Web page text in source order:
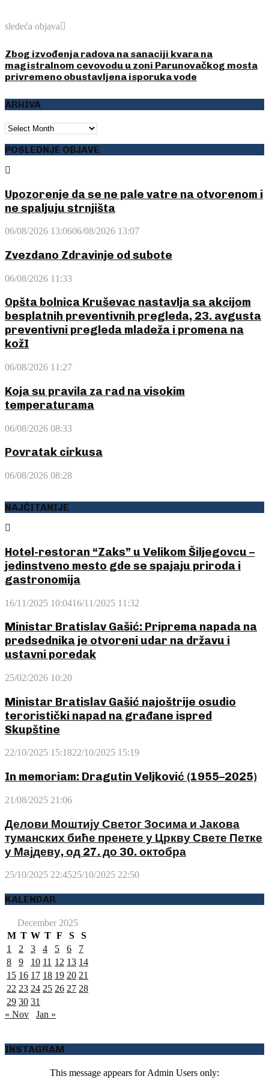
sledeća objava
Zbog izvođenja radova na sanaciji kvara na
magistralnom cevovodu u zoni Parunovačkog mosta
privremeno obustavljena isporuka vode
ARHIVA
ARHIVA
POSLEDNJE OBJAVE
Upozorenje da se ne pale vatre na otvorenom i
ne spaljuju strnjišta
06/08/2026 13:0606/08/2026 13:07
Zvezdano Zdravinje od subote
06/08/2026 11:33
Opšta bolnica Kruševac nastavlja sa akcijom
besplatnih preventivnih pregleda, 23. avgusta
preventivni pregleda mladeža i promena na
kožI
06/08/2026 11:27
Koja su pravila za rad na visokim
temperaturama
06/08/2026 08:33
Povratak cirkusa
06/08/2026 08:28
NAJČITANIJE
Hotel-restoran “Zaks” u Velikom Šiljegovcu –
jedinstveno mesto gde se spajaju priroda i
gastronomija
16/11/2025 10:0416/11/2025 11:32
Ministar Bratislav Gašić: Priprema napada na
predsednika je otvoreni udar na državu i
ustavni poredak
25/02/2026 10:20
Ministar Bratislav Gašić najoštrije osudio
teroristički napad na građane ispred
Skupštine
22/10/2025 15:1822/10/2025 15:19
In memoriam: Dragutin Veljković (1955–2025)
21/08/2025 21:06
Делови Моштију Светог Зосима и Јакова
туманских биће пренете у Цркву Свете Петке
у Мајдеву, од 27. до 30. октобра
25/10/2025 22:4525/10/2025 22:50
KALENDAR
December 2025
M T W T F S
S
1
2 3 4 5 6
7
8
9 10 11 12 13 14
15 16 17 18 19 20 21
22 23 24 25 26 27 28
29 30 31
« Nov
Jan »
INSTAGRAM
This message appears for Admin Users only: